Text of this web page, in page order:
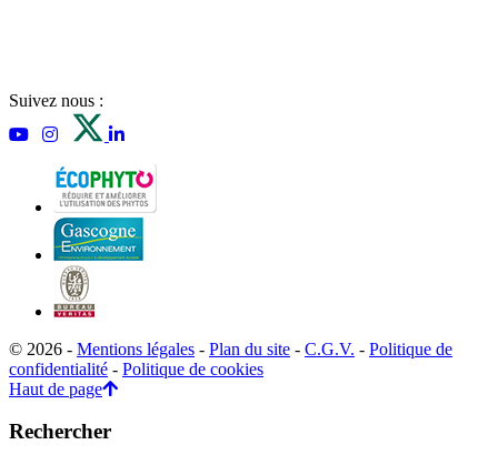
Suivez nous :
© 2026 - Mentions légales - Plan du site - C.G.V. - Politique de
confidentialité - Politique de cookies
Haut de page
Rechercher